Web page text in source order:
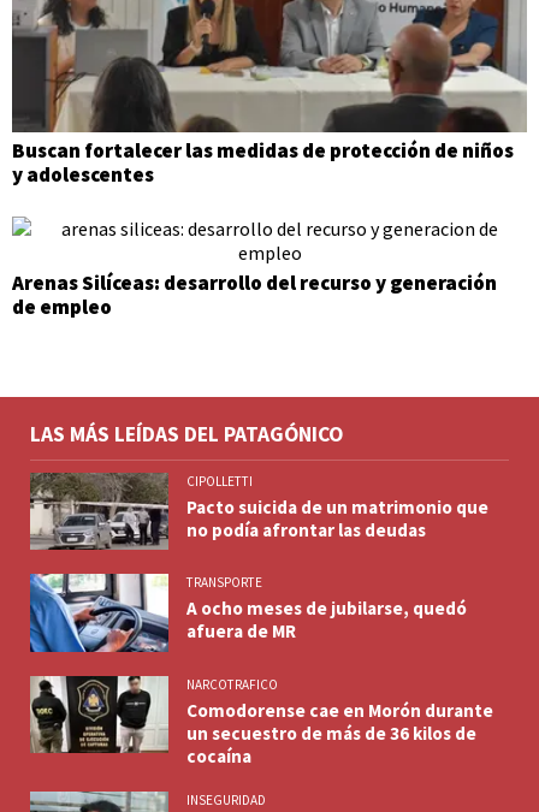
Buscan fortalecer las medidas de protección de niños
y adolescentes
Arenas Silíceas: desarrollo del recurso y generación
de empleo
LAS MÁS LEÍDAS DEL PATAGÓNICO
CIPOLLETTI
Pacto suicida de un matrimonio que
no podía afrontar las deudas
TRANSPORTE
A ocho meses de jubilarse, quedó
afuera de MR
NARCOTRAFICO
Comodorense cae en Morón durante
un secuestro de más de 36 kilos de
cocaína
INSEGURIDAD